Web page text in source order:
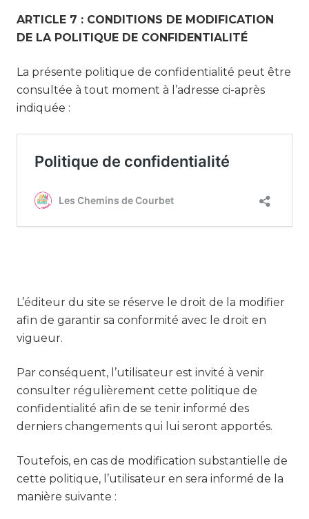
ARTICLE 7 : CONDITIONS DE MODIFICATION
DE LA POLITIQUE DE CONFIDENTIALITÉ
La présente politique de confidentialité peut être
consultée à tout moment à l’adresse ci-après
indiquée :
L’éditeur du site se réserve le droit de la modifier
afin de garantir sa conformité avec le droit en
vigueur.
Par conséquent, l’utilisateur est invité à venir
consulter régulièrement cette politique de
confidentialité afin de se tenir informé des
derniers changements qui lui seront apportés.
Toutefois, en cas de modification substantielle de
cette politique, l’utilisateur en sera informé de la
manière suivante :